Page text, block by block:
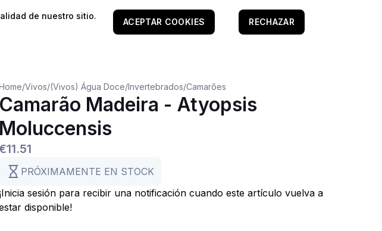
superiores a 60€!*⭐️
/Vivos/(Vivos) Água Doce/Invertebrados/Camarões
Camarão Madeira - Atyopsis
Moluccensis
PRÓXIMAMENTE EN STOCK
¡Inicia sesión para recibir una notificación cuando este artículo vuelva a
disponible!
de nuestro sitio.
ACEPTAR COOKIES RECHAZAR